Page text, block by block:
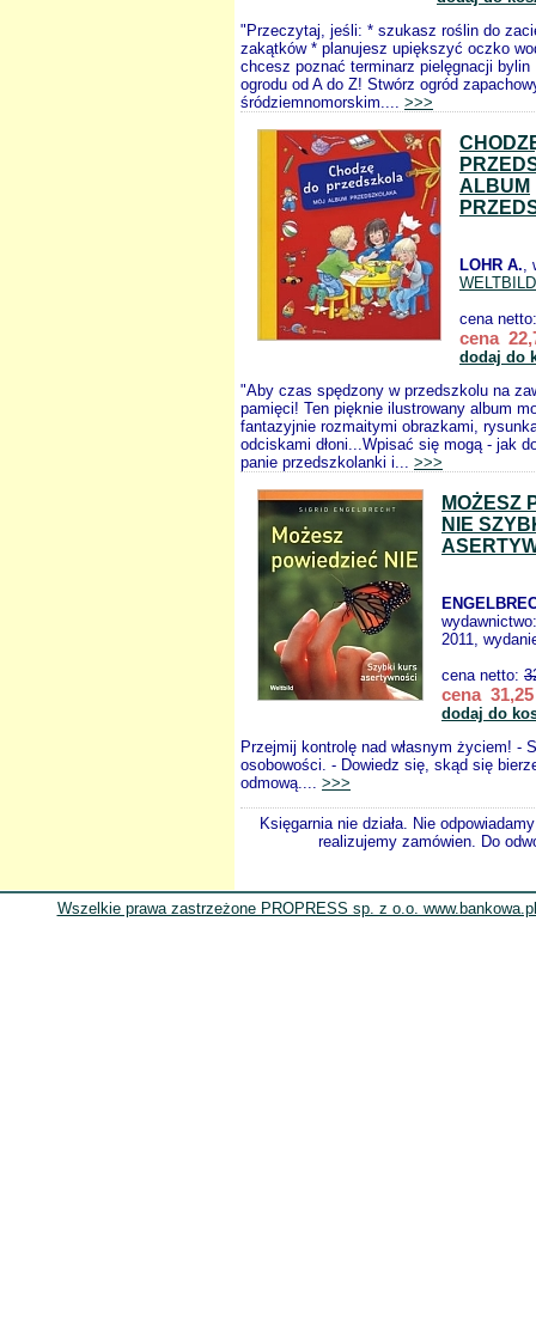
"Przeczytaj, jeśli: * szukasz roślin do
zakątków * planujesz upiększyć oczko
chcesz poznać terminarz pielęgnacji bylin
ogrodu od A do Z! Stwórz ogród
śródziemnomorskim.... >>>
ALBUM
LOHR A.,
WELTBILD
cena
cena
dodaj do
"Aby czas spędzony w przedszkolu na
pamięci! Ten pięknie ilustrowany album
fantazyjnie rozmaitymi obrazkami,
odciskami dłoni...Wpisać się mogą - jak
panie przedszkolanki i... >>>
MOŻESZ
NIE
2011,
cena netto:
cena 31,25
dodaj do
Przejmij kontrolę nad własnym życiem! -
osobowości. - Dowiedz się, skąd się
odmową.... >>>
Księgarnia nie działa. Nie
realizujemy zamówien. Do
Wszelkie prawa zastrzeżone PROPRESS sp. z o.o.